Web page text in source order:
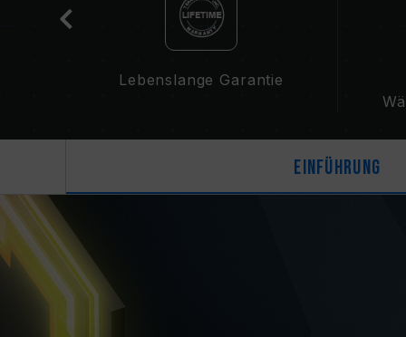
Lebenslange Garantie
Einführung